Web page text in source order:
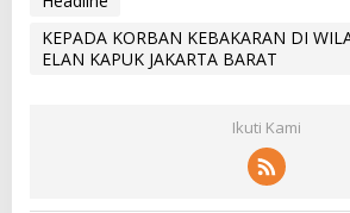
KEPADA KORBAN KEBAKARAN DI
ELAN KAPUK JAKARTA BARAT
Ikuti Kami